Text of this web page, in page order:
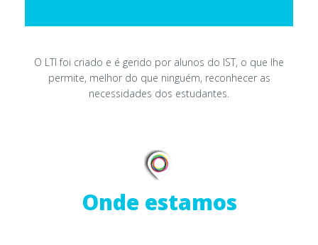
O LTI foi criado e é gerido por alunos do IST, o que lhe
permite, melhor do que ninguém, reconhecer as
necessidades dos estudantes.
Onde estamos